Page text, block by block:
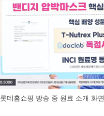
롯데홈쇼핑 방송 중 원료 소개 화